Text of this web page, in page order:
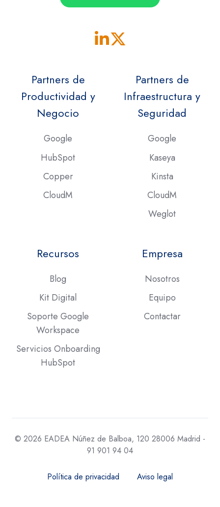
Partners de
Productividad y
Negocio
Google
HubSpot
Copper
CloudM
Partners de
Infraestructura y
Seguridad
Google
Kaseya
Kinsta
CloudM
Weglot
Recursos
Blog
Kit Digital
Soporte Google
Workspace
Servicios Onboarding
HubSpot
Empresa
Nosotros
Equipo
Contactar
© 2026 EADEA Núñez de Balboa, 120 28006 Madrid -
91 901 94 04
Política de privacidad Aviso legal